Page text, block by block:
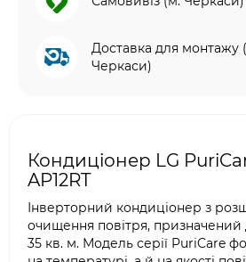
Доставка для монтажу
Черкаси)
Кондиціонер LG
AP12RT
Інверторний кондиціонер з
очищення повітря,
35 кв. м. Модель серії PuriCare